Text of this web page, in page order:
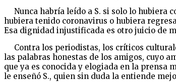
Nunca habría leído a S. si solo lo hubiera
hubiera tenido coronavirus o hubiera
Esa dignidad injustificada es otro juicio de
Contra los periodistas, los críticos
las palabras honestas de los amigos, cuyo
que ya es conocida y elogiada en la prensa
le enseñó S., quien sin duda la entiende